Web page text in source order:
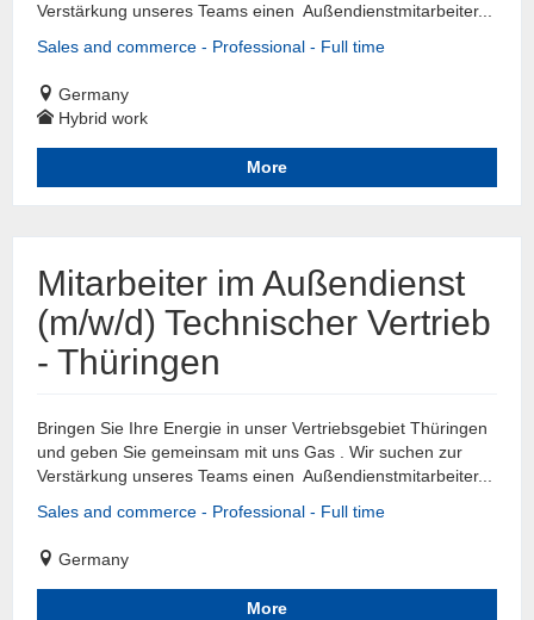
Verstärkung unseres Teams einen Außendienstmitarbeiter...
Sales and commerce - Professional - Full time
Germany
Hybrid work
More
Mitarbeiter im Außendienst
(m/w/d) Technischer Vertrieb
- Thüringen
Bringen Sie Ihre Energie in unser Vertriebsgebiet Thüringen
und geben Sie gemeinsam mit uns Gas . Wir suchen zur
Verstärkung unseres Teams einen Außendienstmitarbeiter...
Sales and commerce - Professional - Full time
Germany
More